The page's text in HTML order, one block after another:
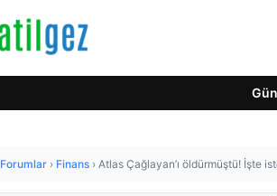
Forumlar › Finans › Atlas Çağlayan’ı öldürmüştü! İşte